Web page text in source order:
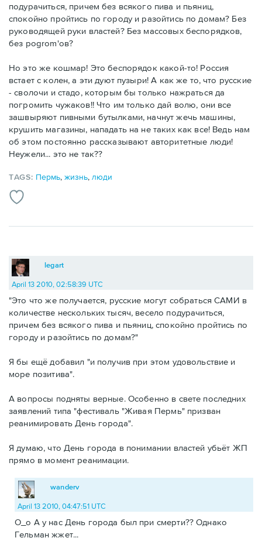
подурачиться, причем без всякого пива и пьяниц,
спокойно пройтись по городу и разойтись по домам? Без
руководящей руки властей? Без массовых беспорядков,
без pogrom'ов?
Но это же кошмар! Это беспорядок какой-то! Россия
встает с колен, а эти дуют пузыри! А как же то, что русские
- сволочи и стадо, которым бы только нажраться да
погромить чужаков!! Что им только дай волю, они все
зашвыряют пивными бутылками, начнут жечь машины,
крушить магазины, нападать на не таких как все! Ведь нам
об этом постоянно рассказывают авторитетные люди!
Неужели... это не так??
TAGS: Пермь,жизнь,люди
legart
April 13 2010, 02:58:39 UTC
"Это что же получается, русские могут собраться САМИ в
количестве нескольких тысяч, весело подурачиться,
причем без всякого пива и пьяниц, спокойно пройтись по
городу и разойтись по домам?"
Я бы ещё добавил "и получив при этом удовольствие и
море позитива".
А вопросы подняты верные. Особенно в свете последних
заявлений типа "фестиваль "Живая Пермь" призван
реанимировать День города".
Я думаю, что День города в понимании властей убьёт ЖП
прямо в момент реанимации.
wanderv
April 13 2010, 04:47:51 UTC
О_о А у нас День города был при смерти?? Однако
Гельман жжет...